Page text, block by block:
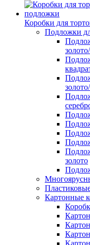
Коробки для
Подложки
золото
Картонные